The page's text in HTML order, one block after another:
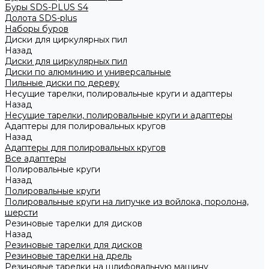
Буры SDS-PLUS S4
Долота SDS-plus
Наборы буров
Диски для циркулярных пил
Назад
Диски для циркулярных пил
Диски по алюминию и универсальные
Пильные диски по дереву
Несущие тарелки, полировальные круги и адаптеры
Назад
Несущие тарелки, полировальные круги и адаптеры
Адаптеры для полировальных кругов
Назад
Адаптеры для полировальных кругов
Все адаптеры
Полировальные круги
Назад
Полировальные круги
Полировальные круги на липучке из войлока, поролона,
шерсти
Резиновые тарелки для дисков
Назад
Резиновые тарелки для дисков
Резиновые тарелки на дрель
Резиновые тарелки на шлифовальную машину